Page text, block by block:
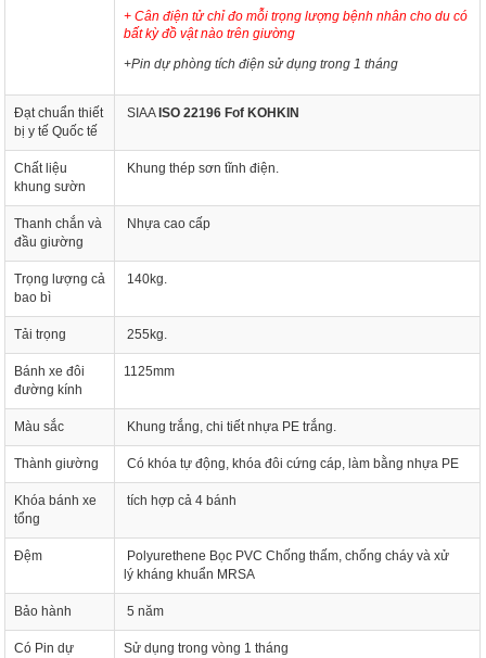
+ Cân điện tử chỉ đo mỗi trọng lượng bệnh nhân cho du có
bất kỳ đồ vật nào trên giường
+Pin dự phòng tích điện sử dụng trong 1 tháng
Đạt chuẩn thiết
bị y tế Quốc tế
SIAA ISO 22196 Fof KOHKIN
Chất liệu
khung sườn
Khung thép sơn tĩnh điện.
Thanh chắn và
đầu giường
Nhựa cao cấp
Trọng lượng cả
bao bì
140kg.
Tải trọng 255kg.
Bánh xe đôi
đường kính
1125mm
Màu sắc Khung trắng, chi tiết nhựa PE trắng.
Thành giường Có khóa tự động, khóa đôi cứng cáp, làm bằng nhựa PE
Khóa bánh xe
tổng
tích hợp cả 4 bánh
Đệm
Polyurethene Bọc PVC Chống thấm, chống cháy và xử
lý kháng khuẩn MRSA
Bảo hành 5 năm
Có Pin dự
Sử dụng trong vòng 1 tháng